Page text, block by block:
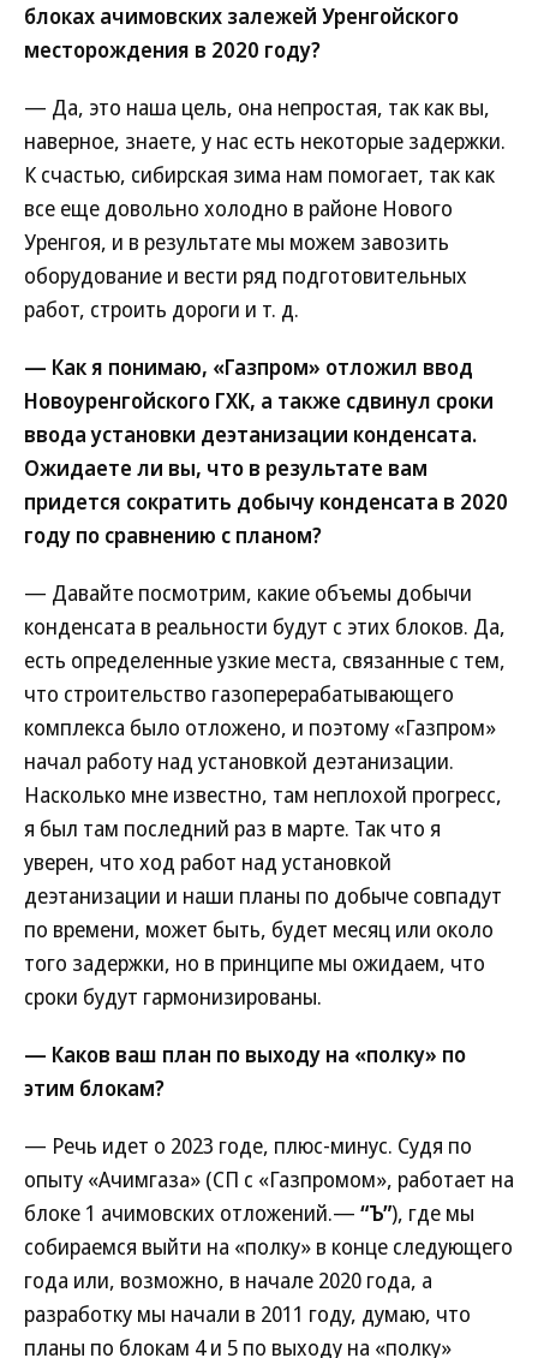
блоках ачимовских залежей Уренгойского
месторождения в 2020 году?
— Да, это наша цель, она непростая, так как вы,
наверное, знаете, у нас есть некоторые задержки.
К счастью, сибирская зима нам помогает, так как
все еще довольно холодно в районе Нового
Уренгоя, и в результате мы можем завозить
оборудование и вести ряд подготовительных
работ, строить дороги и т. д.
— Как я понимаю, «Газпром» отложил ввод
Новоуренгойского ГХК, а также сдвинул сроки
ввода установки деэтанизации конденсата.
Ожидаете ли вы, что в результате вам
придется сократить добычу конденсата в 2020
году по сравнению с планом?
— Давайте посмотрим, какие объемы добычи
конденсата в реальности будут с этих блоков. Да,
есть определенные узкие места, связанные с тем,
что строительство газоперерабатывающего
комплекса было отложено, и поэтому «Газпром»
начал работу над установкой деэтанизации.
Насколько мне известно, там неплохой прогресс,
я был там последний раз в марте. Так что я
уверен, что ход работ над установкой
деэтанизации и наши планы по добыче совпадут
по времени, может быть, будет месяц или около
того задержки, но в принципе мы ожидаем, что
сроки будут гармонизированы.
— Каков ваш план по выходу на «полку» по
этим блокам?
— Речь идет о 2023 годе, плюс-минус. Судя по
опыту «Ачимгаза» (СП с «Газпромом», работает на
блоке 1 ачимовских отложений.— “Ъ”), где мы
собираемся выйти на «полку» в конце следующего
года или, возможно, в начале 2020 года, а
разработку мы начали в 2011 году, думаю, что
планы по блокам 4 и 5 по выходу на «полку»